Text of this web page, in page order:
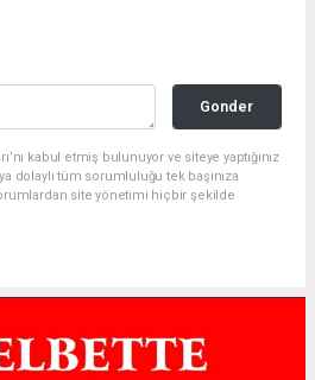
Gonder
kabul etmiş bulunuyor ve siteye yaptığınız
dolaylı tüm sorumluluğu tek başınıza
site yönetimi hiçbir şekilde